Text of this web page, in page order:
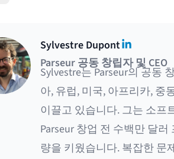
Sylvestre DupontLinkedIn
Parseur 공동 창립자 및 CEO
Sylvestre는 Parseur의 공동
아, 유럽, 미국, 아프리카, 중
이끌고 있습니다. 그는 소프
Parseur 창업 전 수백만 달
량을 키웠습니다. 복잡한 문